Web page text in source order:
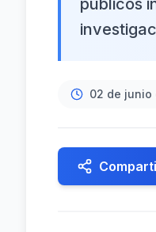
públicos
02 de junio